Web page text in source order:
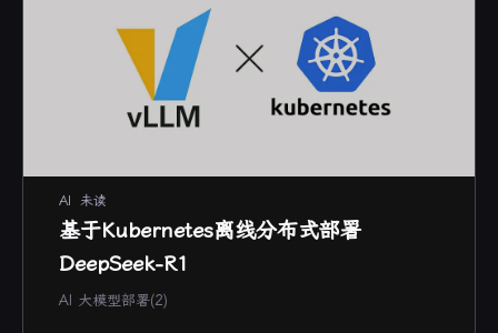
AI 未读
基于Kubernetes离线分布式部署
DeepSeek-R1
AI 大模型部署(2)